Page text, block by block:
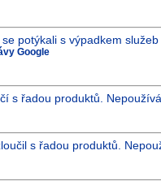
potýkali s výpadkem
Google
s řadou produktů.
s řadou produktů.